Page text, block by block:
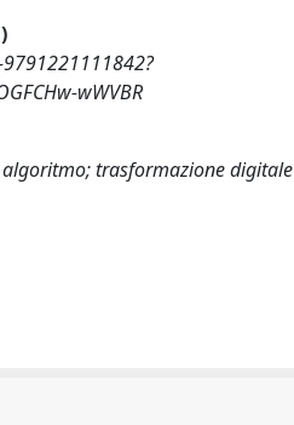
wWVBR
trasformazione digitale